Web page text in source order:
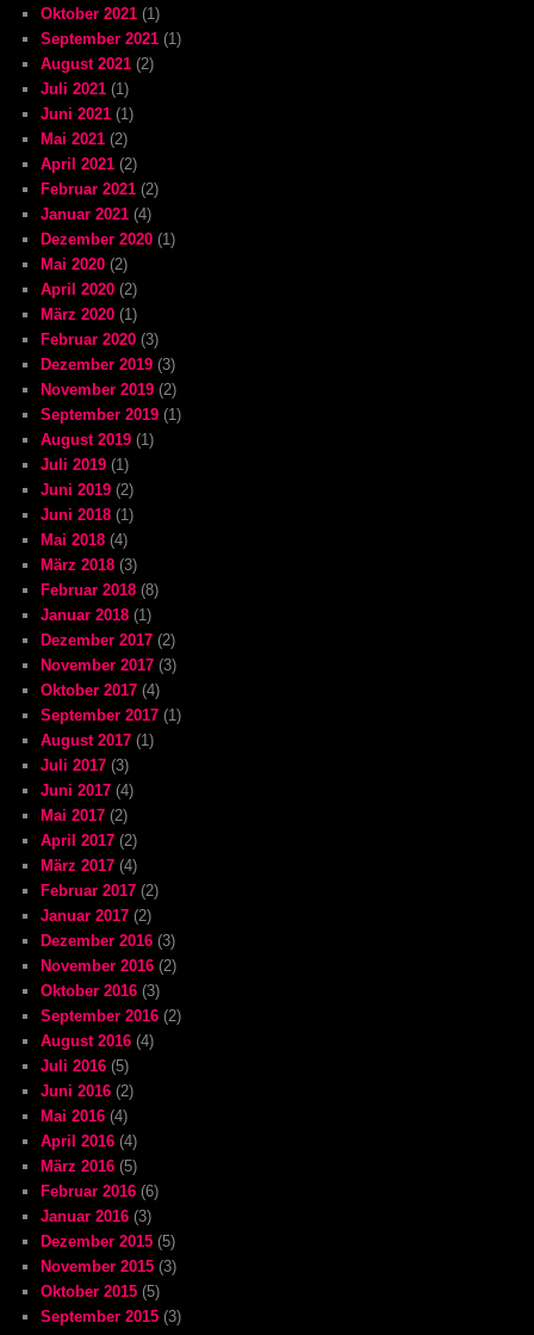
Oktober 2021 (1)
September 2021 (1)
August 2021 (2)
Juli 2021 (1)
Juni 2021 (1)
Mai 2021 (2)
April 2021 (2)
Februar 2021 (2)
Januar 2021 (4)
Dezember 2020 (1)
Mai 2020 (2)
April 2020 (2)
März 2020 (1)
Februar 2020 (3)
Dezember 2019 (3)
November 2019 (2)
September 2019 (1)
August 2019 (1)
Juli 2019 (1)
Juni 2019 (2)
Juni 2018 (1)
Mai 2018 (4)
März 2018 (3)
Februar 2018 (8)
Januar 2018 (1)
Dezember 2017 (2)
November 2017 (3)
Oktober 2017 (4)
September 2017 (1)
August 2017 (1)
Juli 2017 (3)
Juni 2017 (4)
Mai 2017 (2)
April 2017 (2)
März 2017 (4)
Februar 2017 (2)
Januar 2017 (2)
Dezember 2016 (3)
November 2016 (2)
Oktober 2016 (3)
September 2016 (2)
August 2016 (4)
Juli 2016 (5)
Juni 2016 (2)
Mai 2016 (4)
April 2016 (4)
März 2016 (5)
Februar 2016 (6)
Januar 2016 (3)
Dezember 2015 (5)
November 2015 (3)
Oktober 2015 (5)
September 2015 (3)